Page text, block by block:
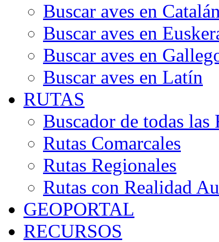
Buscar aves en
Buscar aves en
Buscar aves en
Buscar aves en Latín
RUTAS
Buscador de todas las
Rutas Comarcales
Rutas Regionales
Rutas con Realidad
GEOPORTAL
RECURSOS